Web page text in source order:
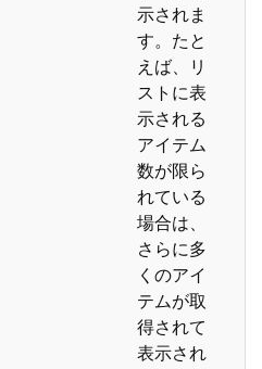
示されま
す。たと
えば、リ
ストに表
示される
アイテム
数が限ら
れている
場合は、
さらに多
くのアイ
テムが取
得されて
表示され